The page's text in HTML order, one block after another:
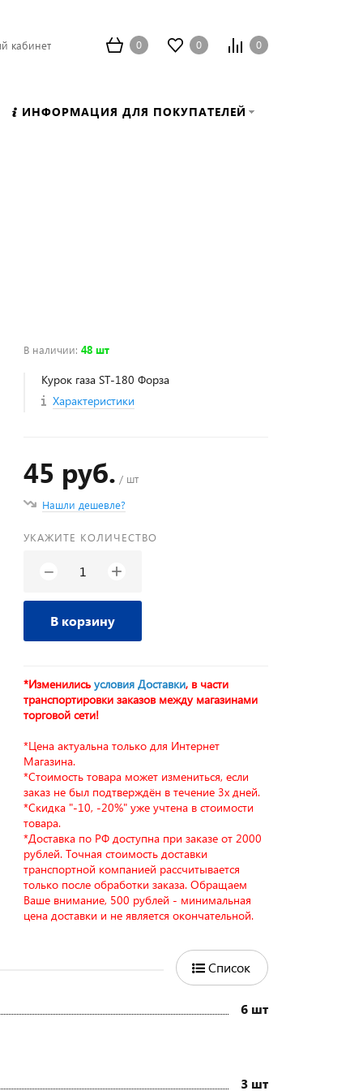
кабинет 0 0 0
ИНФОРМАЦИЯ ДЛЯ ПОКУПАТЕЛЕЙ
В наличии:48 шт
Курок газа ST-180 Форза
Характеристики
45 руб. / шт
Нашли дешевле?
УКАЖИТЕ КОЛИЧЕСТВО
− +
В корзину
*Изменилисьусловия Доставки, в части
транспортировки заказов между магазинами
торговой сети!
*Цена актуальна только для Интернет
Магазина.
*Стоимость товара может измениться, если
заказ не был подтверждён в течение 3х дней.
*Скидка "-10, -20%" уже учтена в стоимости
товара.
*Доставка по РФ доступна при заказе от 2000
рублей. Точная стоимость доставки
транспортной компанией рассчитывается
только после обработки заказа. Обращаем
Ваше внимание, 500 рублей - минимальная
цена доставки и не является окончательной.
Список
6 шт
3 шт